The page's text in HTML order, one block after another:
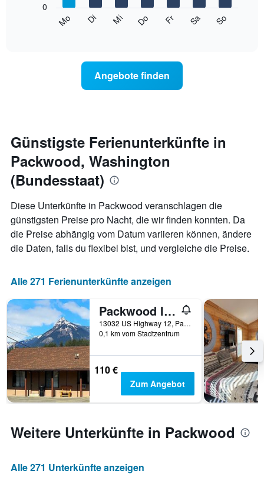
durchschnittlichen
jeweiligen
Wochentag.
Das
Diagramm
hat
X-
die
die
Wochentage
Diagramm
1
Y-
Achse,
die
den
durchschnittlichen
Zimmerpreis
anzeigt.
Mo Di Mi Do Fr Sa So
0
Angebote finden
Günstigste Ferienunterkünfte in
Packwood, Washington
(Bundesstaat)
Diese Unterkünfte in Packwood veranschlagen die
günstigsten Preise pro Nacht, die wir finden konnten. Da
die Preise abhängig vom Datum variieren können, ändere
die Daten, falls du flexibel bist, und vergleiche die Preise.
Alle 271 Ferienunterkünfte anzeigen
Packwood Inn
13032 US Highway 12, Packwood, WA, USA
0,1 km vom Stadtzentrum
110 €
Zum Angebot
Weitere Unterkünfte in Packwood
Alle 271 Unterkünfte anzeigen